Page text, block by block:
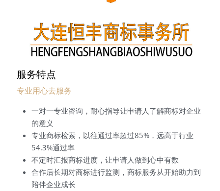
服务特点
专业用心去服务
一对一专业咨询，耐心指导让申请人了解商标对企业
的意义
专业商标检索，以往通过率超过85%，远高于行业
54.3%通过率
不定时汇报商标进度，让申请人做到心中有数
合作后长期对商标进行监测，商标服务从开始助力到
陪伴企业成长